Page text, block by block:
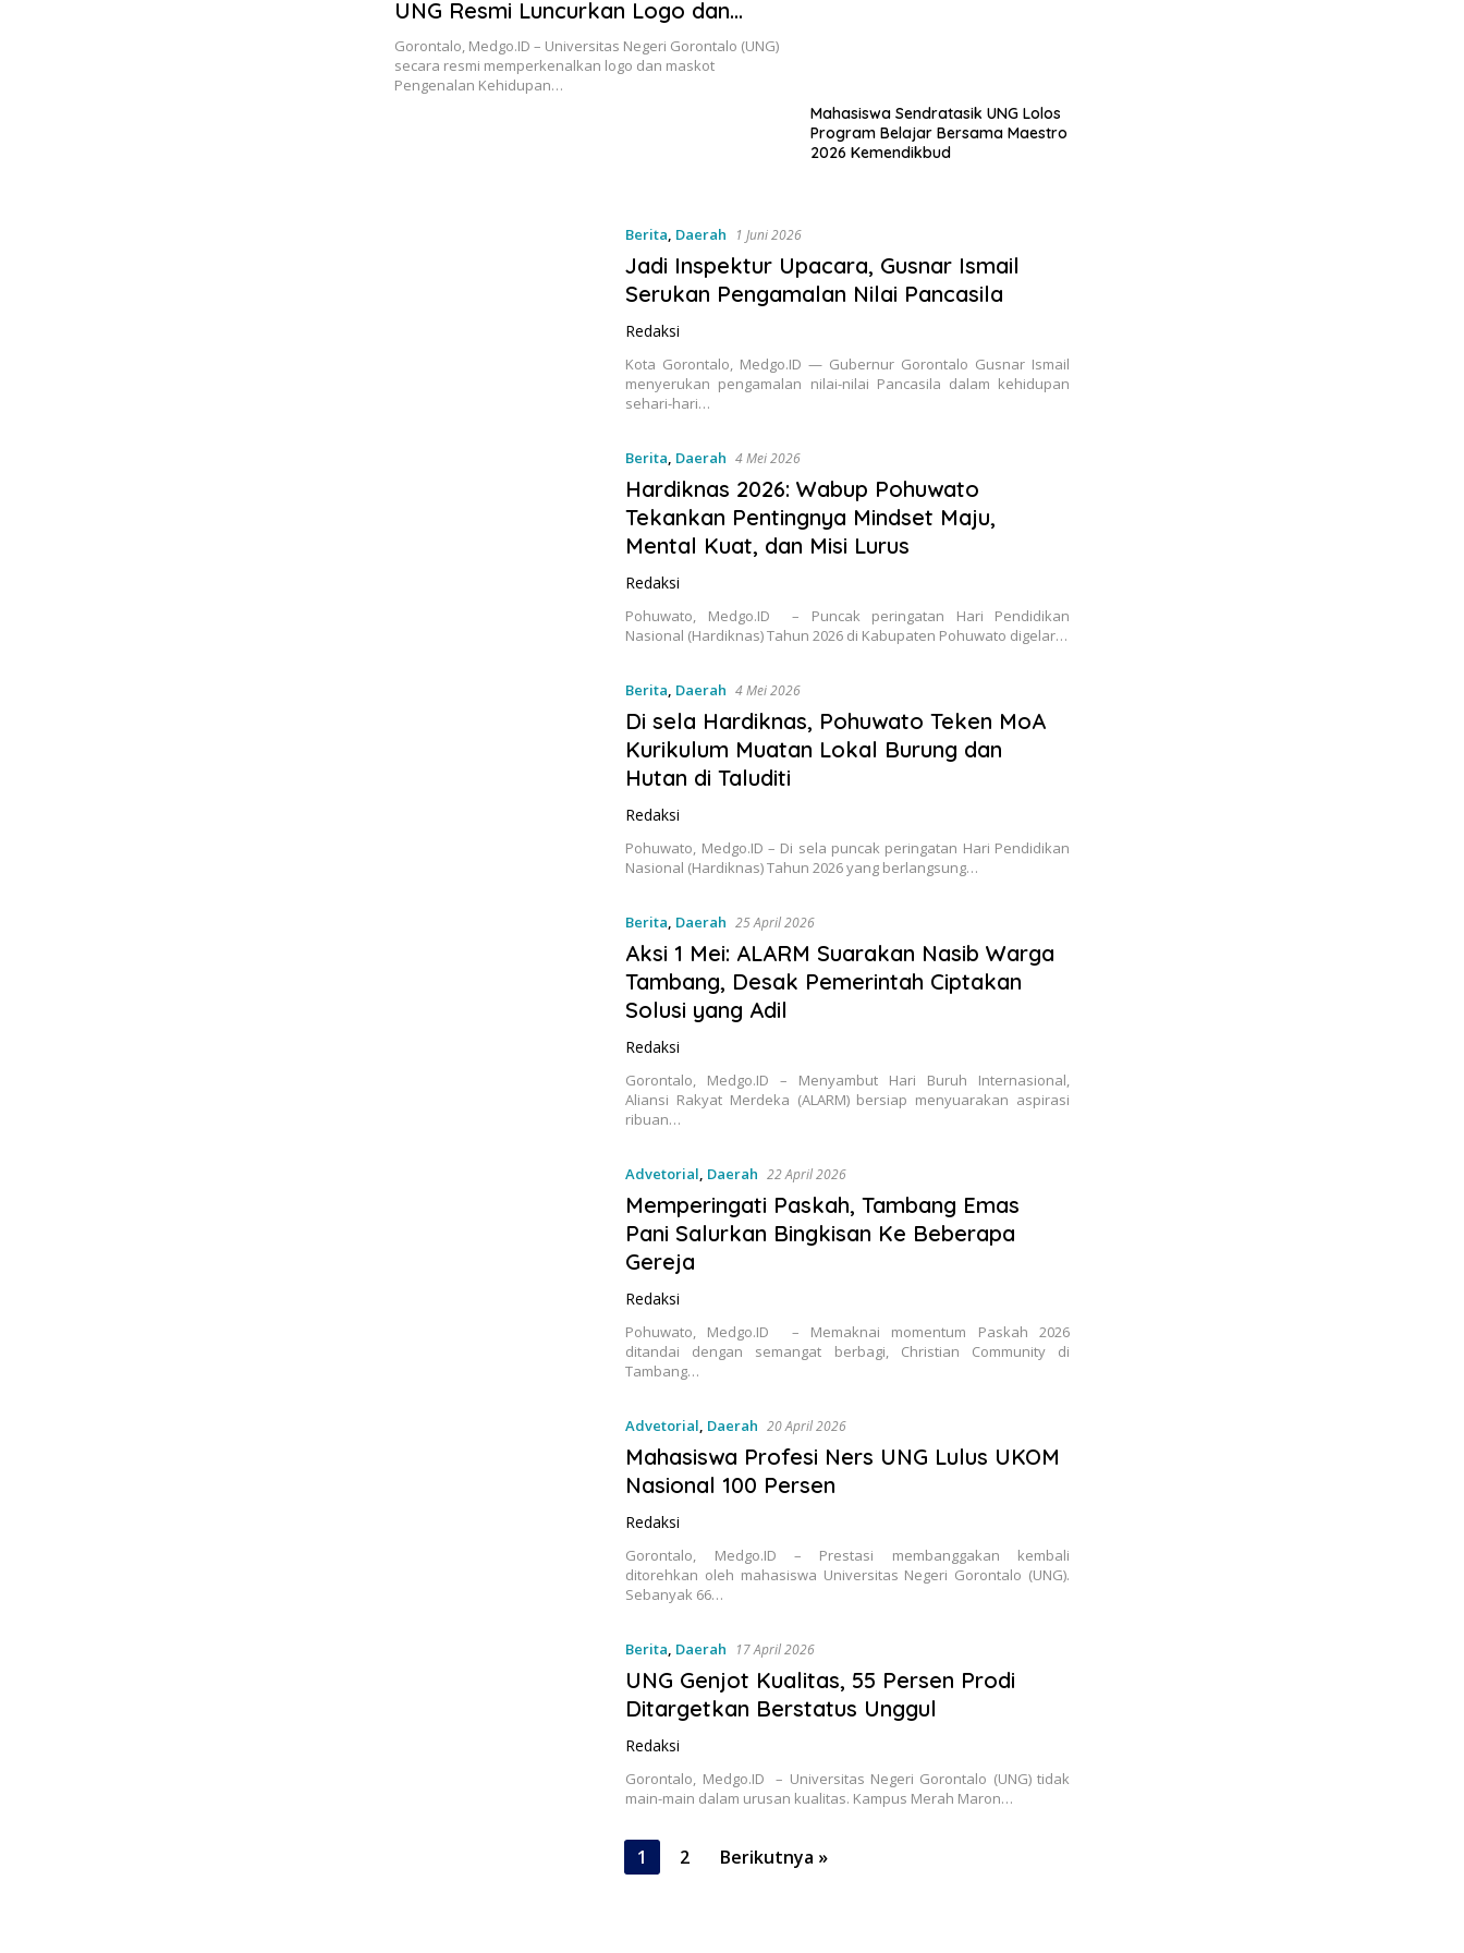
UNG Resmi Luncurkan Logo dan
Maskot PKKMB 2026
Gorontalo, Medgo.ID – Universitas Negeri Gorontalo (UNG)
secara resmi memperkenalkan logo dan maskot
Pengenalan Kehidupan…
Mahasiswa Sendratasik UNG Lolos
Program Belajar Bersama Maestro
2026 Kemendikbud
Berita, Daerah 1 Juni 2026
Jadi Inspektur Upacara, Gusnar Ismail
Serukan Pengamalan Nilai Pancasila
Redaksi
Kota Gorontalo, Medgo.ID — Gubernur Gorontalo Gusnar Ismail
menyerukan pengamalan nilai-nilai Pancasila dalam kehidupan
sehari-hari…
Berita, Daerah 4 Mei 2026
Hardiknas 2026: Wabup Pohuwato
Tekankan Pentingnya Mindset Maju,
Mental Kuat, dan Misi Lurus
Redaksi
Pohuwato, Medgo.ID – Puncak peringatan Hari Pendidikan
Nasional (Hardiknas) Tahun 2026 di Kabupaten Pohuwato digelar…
Berita, Daerah 4 Mei 2026
Di sela Hardiknas, Pohuwato Teken MoA
Kurikulum Muatan Lokal Burung dan
Hutan di Taluditi
Redaksi
Pohuwato, Medgo.ID – Di sela puncak peringatan Hari Pendidikan
Nasional (Hardiknas) Tahun 2026 yang berlangsung…
Berita, Daerah 25 April 2026
Aksi 1 Mei: ALARM Suarakan Nasib Warga
Tambang, Desak Pemerintah Ciptakan
Solusi yang Adil
Redaksi
Gorontalo, Medgo.ID – Menyambut Hari Buruh Internasional,
Aliansi Rakyat Merdeka (ALARM) bersiap menyuarakan aspirasi
ribuan…
Advetorial, Daerah 22 April 2026
Memperingati Paskah, Tambang Emas
Pani Salurkan Bingkisan Ke Beberapa
Gereja
Redaksi
Pohuwato, Medgo.ID – Memaknai momentum Paskah 2026
ditandai dengan semangat berbagi, Christian Community di
Tambang…
Advetorial, Daerah 20 April 2026
Mahasiswa Profesi Ners UNG Lulus UKOM
Nasional 100 Persen
Redaksi
Gorontalo, Medgo.ID – Prestasi membanggakan kembali
ditorehkan oleh mahasiswa Universitas Negeri Gorontalo (UNG).
Sebanyak 66…
Berita, Daerah 17 April 2026
UNG Genjot Kualitas, 55 Persen Prodi
Ditargetkan Berstatus Unggul
Redaksi
Gorontalo, Medgo.ID – Universitas Negeri Gorontalo (UNG) tidak
main-main dalam urusan kualitas. Kampus Merah Maron…
1 2 Berikutnya »